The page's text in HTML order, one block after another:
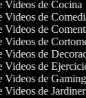
Videos de Cocina
Videos de
Videos de
Videos de
Videos de
Videos de
Videos de Gaming
Videos de